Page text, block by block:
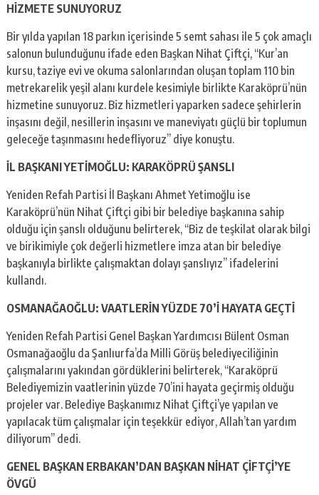
HİZMETE SUNUYORUZ
Bir yılda yapılan 18 parkın içerisinde 5 semt sahası ile 5 çok amaçlı
salonun bulunduğunu ifade eden Başkan Nihat Çiftçi, “Kur’an
kursu, taziye evi ve okuma salonlarından oluşan toplam 110 bin
metrekarelik yeşil alanı kurdele kesimiyle birlikte Karaköprü’nün
hizmetine sunuyoruz. Biz hizmetleri yaparken sadece şehirlerin
inşasını değil, nesillerin inşasını ve maneviyatı güçlü bir toplumun
geleceğe taşınmasını hedefliyoruz” diye konuştu.
İL BAŞKANI YETİMOĞLU: KARAKÖPRÜ ŞANSLI
Yeniden Refah Partisi İl Başkanı Ahmet Yetimoğlu ise
Karaköprü’nün Nihat Çiftçi gibi bir belediye başkanına sahip
olduğu için şanslı olduğunu belirterek, “Biz de teşkilat olarak bilgi
ve birikimiyle çok değerli hizmetlere imza atan bir belediye
başkanıyla birlikte çalışmaktan dolayı şanslıyız” ifadelerini
kullandı.
OSMANAĞAOĞLU: VAATLERİN YÜZDE 70’İ HAYATA GEÇTİ
Yeniden Refah Partisi Genel Başkan Yardımcısı Bülent Osman
Osmanağaoğlu da Şanlıurfa’da Milli Görüş belediyeciliğinin
çalışmalarını yakından gördüklerini belirterek, “Karaköprü
Belediyemizin vaatlerinin yüzde 70’ini hayata geçirmiş olduğu
projeler var. Belediye Başkanımız Nihat Çiftçi’ye yapılan ve
yapılacak tüm çalışmalar için teşekkür ediyor, Allah’tan yardım
diliyorum” dedi.
GENEL BAŞKAN ERBAKAN’DAN BAŞKAN NİHAT ÇİFTÇİ’YE
ÖVGÜ